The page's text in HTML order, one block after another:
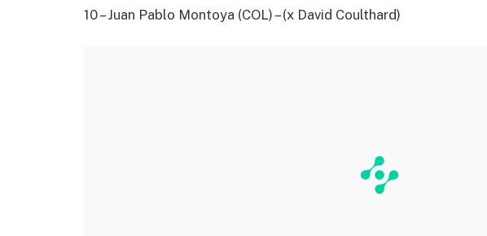
10 – Juan Pablo Montoya (COL) – (x David Coulthard)